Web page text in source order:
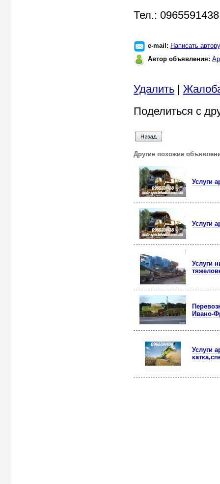
Тел.: 0965591438
e-mail: Написать автору
Автор объявления:
Удалить |
Поделиться с
Другие похожие
Услуги
Услуги
Услуги
Ивано-
Услуги